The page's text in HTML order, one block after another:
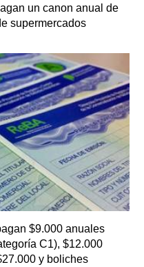
un canon anual de
supermercados
$9.000 anuales
C1), $12.000
y boliches